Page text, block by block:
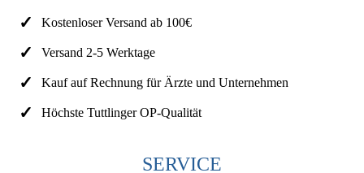
Kostenloser Versand ab 100€
Versand 2-5 Werktage
Kauf auf Rechnung für Ärzte und Unternehmen
Höchste Tuttlinger OP-Qualität
SERVICE